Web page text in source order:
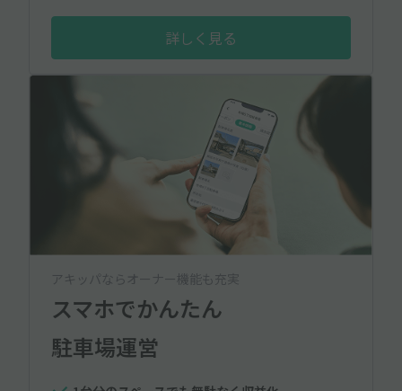
詳しく見る
アキッパならオーナー機能も充実
スマホでかんたん
駐車場運営